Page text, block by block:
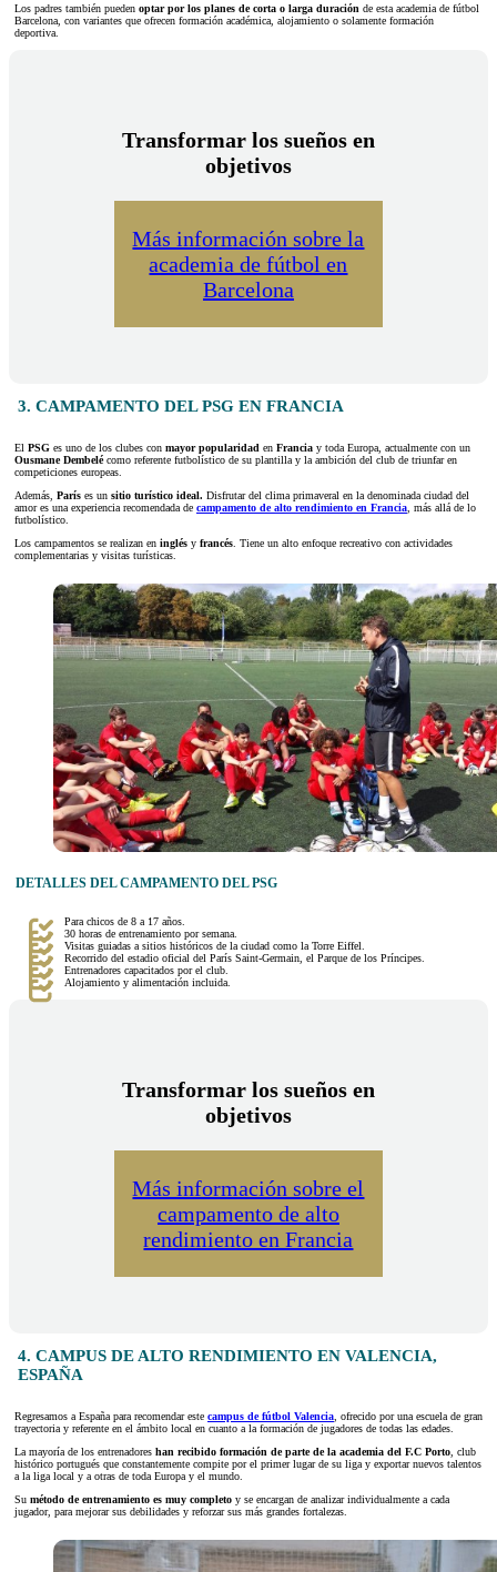
Los padres también pueden optar por los planes de corta o larga duración de esta academia de fútbol
Barcelona, con variantes que ofrecen formación académica, alojamiento o solamente formación
deportiva.
Transformar los sueños en
objetivos
Más información sobre la
academia de fútbol en
Barcelona
3. CAMPAMENTO DEL PSG EN FRANCIA
El PSG es uno de los clubes con mayor popularidad en Francia y toda Europa, actualmente con un
Ousmane Dembelécomo referente futbolístico de su plantilla y la ambición del club de triunfar en
competiciones europeas.
Además, París es un sitio turístico ideal. Disfrutar del clima primaveral en la denominada ciudad del
amor es una experiencia recomendada de campamento de alto rendimiento en Francia , más allá de lo
futbolístico.
Los campamentos se realizan en inglés y francés . Tiene un alto enfoque recreativo con actividades
complementarias y visitas turísticas.
DETALLES DEL CAMPAMENTO DEL PSG
Para chicos de 8 a 17 años.
30 horas de entrenamiento por semana.
Visitas guiadas a sitios históricos de la ciudad como la Torre Eiffel.
Recorrido del estadio oficial del París Saint-Germain, el Parque de los Príncipes.
Entrenadores capacitados por el club.
Alojamiento y alimentación incluida.
Transformar los sueños en
objetivos
Más información sobre el
campamento de alto
rendimiento en Francia
4. CAMPUS DE ALTO RENDIMIENTO EN VALENCIA,
ESPAÑA
Regresamos a España para recomendar este campus de fútbol Valencia , ofrecido por una escuela de gran
trayectoria y referente en el ámbito local en cuanto a la formación de jugadores de todas las edades.
La mayoría de los entrenadores han recibido formación de parte de la academia del F.C Porto , club
histórico portugués que constantemente compite por el primer lugar de su liga y exportar nuevos talentos
a la liga local y a otras de toda Europa y el mundo.
Su método de entrenamiento es muy completo y se encargan de analizar individualmente a cada
jugador, para mejorar sus debilidades y reforzar sus más grandes fortalezas.